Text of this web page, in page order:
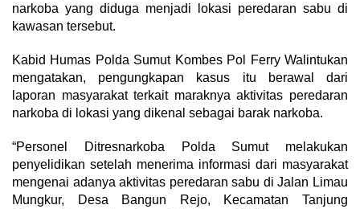
narkoba yang diduga menjadi lokasi peredaran sabu di
kawasan tersebut.
Kabid Humas Polda Sumut Kombes Pol Ferry Walintukan
mengatakan, pengungkapan kasus itu berawal dari
laporan masyarakat terkait maraknya aktivitas peredaran
narkoba di lokasi yang dikenal sebagai barak narkoba.
“Personel Ditresnarkoba Polda Sumut melakukan
penyelidikan setelah menerima informasi dari masyarakat
mengenai adanya aktivitas peredaran sabu di Jalan Limau
Mungkur, Desa Bangun Rejo, Kecamatan Tanjung